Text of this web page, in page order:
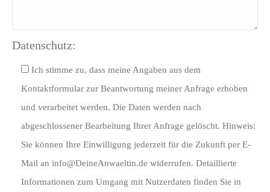
Datenschutz:
Ich stimme zu, dass meine Angaben aus dem
Kontaktformular zur Beantwortung meiner Anfrage erhoben
und verarbeitet werden. Die Daten werden nach
abgeschlossener Bearbeitung Ihrer Anfrage gelöscht. Hinweis:
Sie können Ihre Einwilligung jederzeit für die Zukunft per E-
Mail an info@DeineAnwaeltin.de widerrufen. Detaillierte
Informationen zum Umgang mit Nutzerdaten finden Sie in